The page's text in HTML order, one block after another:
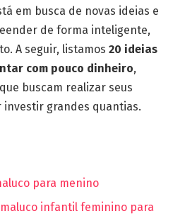
em busca de novas ideias e
de forma inteligente,
A seguir, listamos 20 ideias
com pouco dinheiro,
buscam realizar seus
grandes quantias.
para menino
infantil feminino para